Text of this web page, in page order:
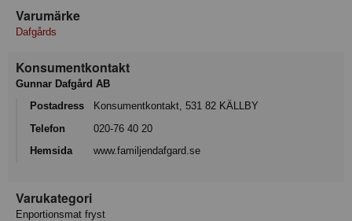
Varumärke
Dafgårds
Konsumentkontakt
Gunnar Dafgård AB
Postadress
Konsumentkontakt, 531 82 KÄLLBY
Telefon
020-76 40 20
Hemsida
www.familjendafgard.se
Varukategori
Enportionsmat fryst